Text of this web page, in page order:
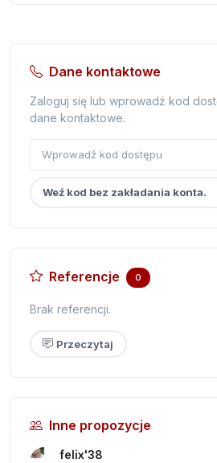
Dane kontaktowe
Zaloguj się lub wprowadź kod
dane kontaktowe.
Weź kod bez zakładania konta.
Referencje 0
Brak referencji.
Przeczytaj
Inne propozycje
felix'38